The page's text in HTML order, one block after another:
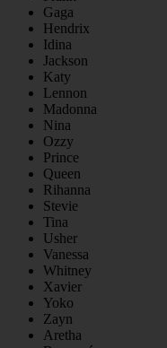
Gaga
Hendrix
Idina
Jackson
Katy
Lennon
Madonna
Nina
Ozzy
Prince
Queen
Rihanna
Stevie
Tina
Usher
Vanessa
Whitney
Xavier
Yoko
Zayn
Aretha